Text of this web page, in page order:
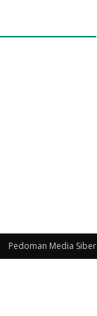
Pedoman Media Siber